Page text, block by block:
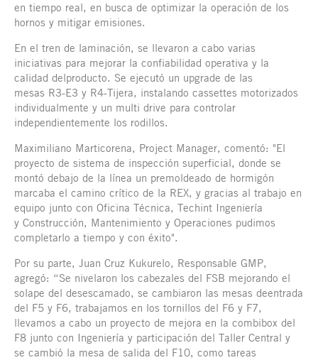
en tiempo real, en busca de optimizar la operación de los
hornos y mitigar emisiones.
En el tren de laminación, se llevaron a cabo varias
iniciativas para mejorar la confiabilidad operativa y la
calidad delproducto. Se ejecutó un upgrade de las
mesas R3-E3 y R4-Tijera, instalando cassettes motorizados
individualmente y un multi drive para controlar
independientemente los rodillos.
Maximiliano Marticorena, Project Manager, comentó: "El
proyecto de sistema de inspección superficial, donde se
montó debajo de la línea un premoldeado de hormigón
marcaba el camino crítico de la REX, y gracias al trabajo en
equipo junto con Oficina Técnica, Techint Ingeniería
y Construcción, Mantenimiento y Operaciones pudimos
completarlo a tiempo y con éxito".
Por su parte, Juan Cruz Kukurelo, Responsable GMP,
agregó: “Se nivelaron los cabezales del FSB mejorando el
solape del desescamado, se cambiaron las mesas deentrada
del F5 y F6, trabajamos en los tornillos del F6 y F7,
llevamos a cabo un proyecto de mejora en la combibox del
F8 junto con Ingeniería y participación del Taller Central y
se cambió la mesa de salida del F10, como tareas